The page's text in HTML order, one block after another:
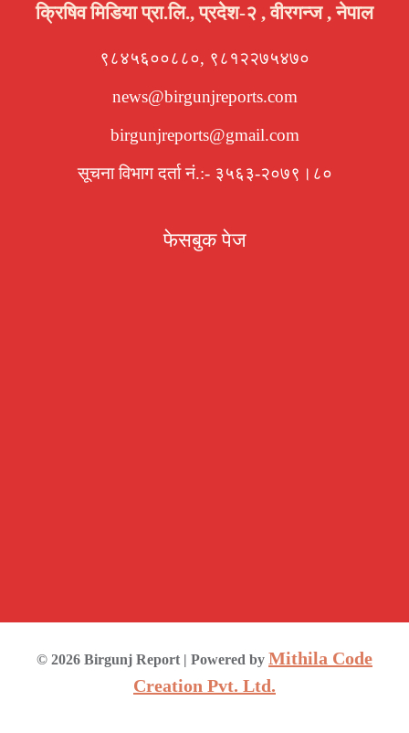
क्रिषिव मिडिया प्रा.लि., प्रदेश-२ , वीरगन्ज , नेपाल
९८४५६००८८०, ९८१२२७५४७०
news@birgunjreports.com
birgunjreports@gmail.com
सूचना विभाग दर्ता नं.:- ३५६३-२०७९।८०
फेसबुक पेज
© 2026 Birgunj Report | Powered by Mithila Code
Creation Pvt. Ltd.